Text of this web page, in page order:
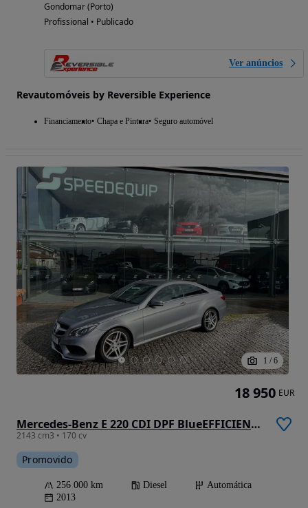
Gondomar (Porto)
Profissional • Publicado
Ver anúncios
Revautomóveis by Reversible Experience
Financiamento Chapa e Pintura Seguro automóvel
1 / 6
Mercedes-Benz E 220 CDI DPF BlueEFFICIENCY 7G-TRONIC Avantgarde
2143 cm3 • 170 cv
Promovido
256 000 km Diesel
Automática
2013
18 950 EUR